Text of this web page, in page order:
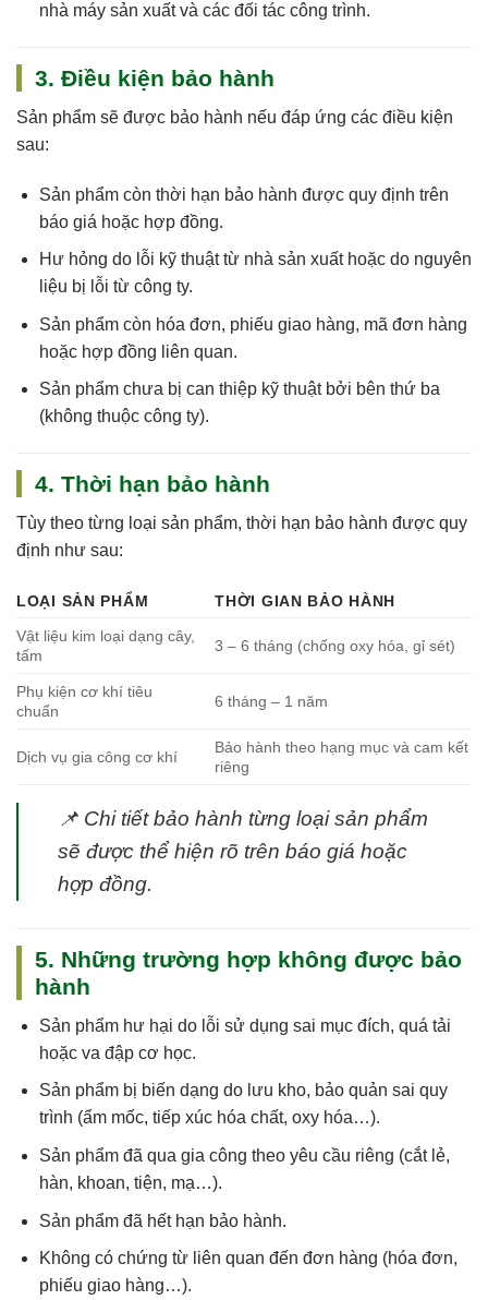
nhà máy sản xuất và các đối tác công trình.
3. Điều kiện bảo hành
Sản phẩm sẽ được bảo hành nếu đáp ứng các điều kiện
sau:
Sản phẩm còn thời hạn bảo hành được quy định trên
báo giá hoặc hợp đồng.
Hư hỏng do lỗi kỹ thuậttừ nhà sản xuất hoặc do nguyên
liệu bị lỗi từ công ty.
Sản phẩm còn hóa đơn, phiếu giao hàng, mã đơn hàng
hoặc hợp đồng liên quan.
Sản phẩm chưa bị can thiệp kỹ thuật bởi bên thứ ba
(không thuộc công ty).
4. Thời hạn bảo hành
Tùy theo từng loại sản phẩm, thời hạn bảo hành được quy
định như sau:
LOẠI SẢN PHẨM
THỜI GIAN BẢO HÀNH
Vật liệu kim loại dạng cây,
tấm
3 – 6 tháng (chống oxy hóa, gỉ sét)
Phụ kiện cơ khí tiêu
chuẩn
6 tháng – 1 năm
Dịch vụ gia công cơ khí
Bảo hành theo hạng mục và cam kết
riêng
📌 Chi tiết bảo hành từng loại sản phẩm
sẽ được thể hiện rõ trên báo giá hoặc
hợp đồng.
5. Những trường hợp không được bảo
hành
Sản phẩm hư hại do lỗi sử dụng sai mục đích, quá tải
hoặc va đập cơ học.
Sản phẩm bị biến dạng do lưu kho, bảo quản sai quy
trình (ẩm mốc, tiếp xúc hóa chất, oxy hóa…).
Sản phẩm đã qua gia công theo yêu cầu riêng (cắt lẻ,
hàn, khoan, tiện, mạ…).
Sản phẩm đã hết hạn bảo hành.
Không có chứng từ liên quan đến đơn hàng (hóa đơn,
phiếu giao hàng…).